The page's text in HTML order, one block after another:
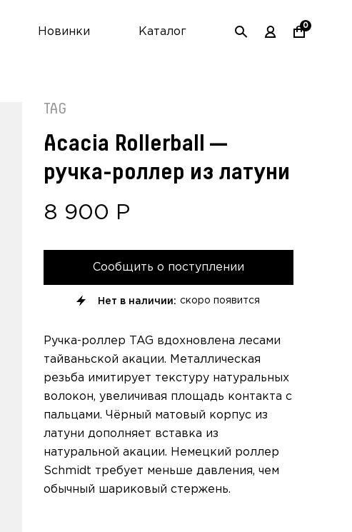
Новинки Каталог
0
TAG
Acacia Rollerball —
ручка-роллер из латуни
8 900 Р
Сообщить о поступлении
Нет в наличии: скоро появится
Ручка-роллер TAG вдохновлена лесами
тайваньской акации. Металлическая
резьба имитирует текстуру натуральных
волокон, увеличивая площадь контакта с
пальцами. Чёрный матовый корпус из
латуни дополняет вставка из
натуральной акации. Немецкий роллер
Schmidt требует меньше давления, чем
обычный шариковый стержень.